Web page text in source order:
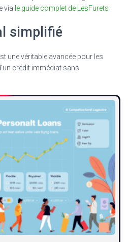
via le guide complet de LesFurets
simplifié
une véritable avancée pour les
crédit immédiat sans